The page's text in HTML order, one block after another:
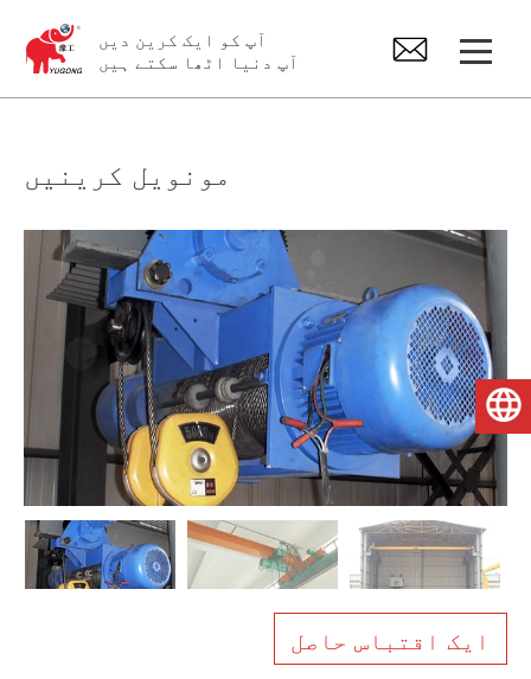
آپ کو ایک کرین دیں
آپ دنیا اٹھا سکتے ہیں
جِب کرین
الیکٹرک ہوسٹ
کرین اسپیئر پارٹس
ہمارے بارے میں
خبریں
مونویل کرینیں
ایک اقتباس حاصل
اردو